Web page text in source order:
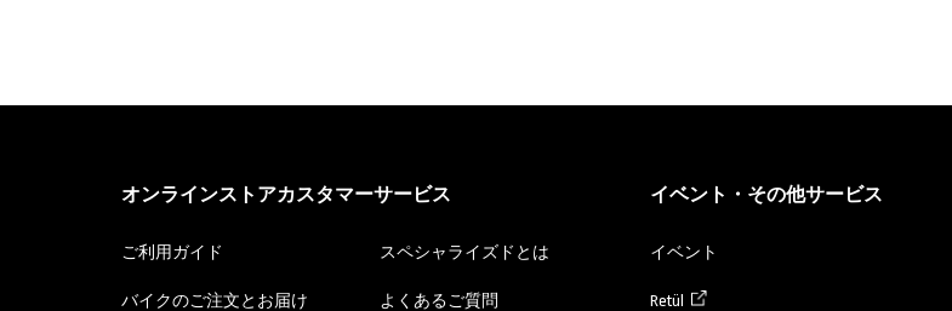
オンラインストアカスタマーサービス
ご利用ガイド
バイクのご注文とお届け
スペシャライズドとは
よくあるご質問
イベント・その他サービス
イベント
Retül